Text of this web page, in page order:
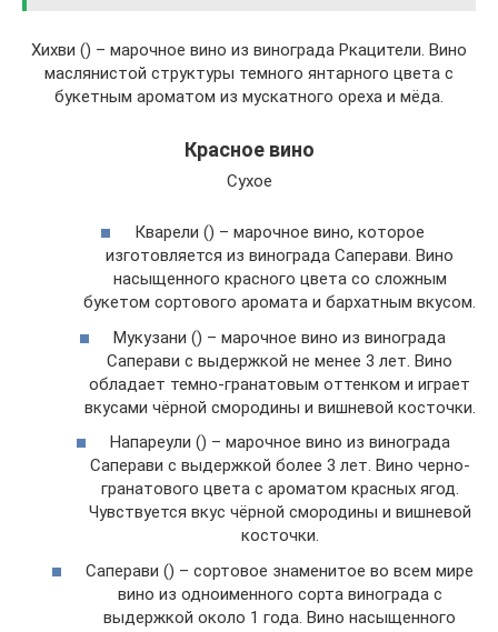
Хихви () – марочное вино из винограда Ркацители. Вино
маслянистой структуры темного янтарного цвета с
букетным ароматом из мускатного ореха и мёда.
Красное вино
Сухое
Кварели () – марочное вино, которое
изготовляется из винограда Саперави. Вино
насыщенного красного цвета со сложным
букетом сортового аромата и бархатным вкусом.
Мукузани () – марочное вино из винограда
Саперави с выдержкой не менее 3 лет. Вино
обладает темно-гранатовым оттенком и играет
вкусами чёрной смородины и вишневой косточки.
Напареули () – марочное вино из винограда
Саперави с выдержкой более 3 лет. Вино черно-
гранатового цвета с ароматом красных ягод.
Чувствуется вкус чёрной смородины и вишневой
косточки.
Саперави () – сортовое знаменитое во всем мире
вино из одноименного сорта винограда с
выдержкой около 1 года. Вино насыщенного